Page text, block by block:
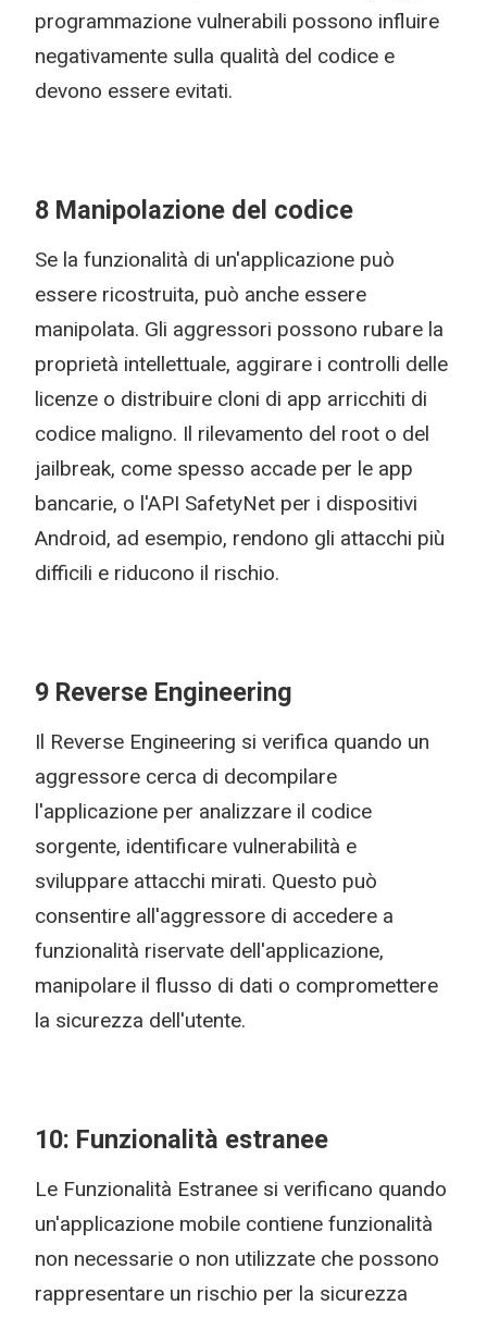
programmazione vulnerabili possono influire
negativamente sulla qualità del codice e
devono essere evitati.
8 Manipolazione del codice
Se la funzionalità di un'applicazione può
essere ricostruita, può anche essere
manipolata. Gli aggressori possono rubare la
proprietà intellettuale, aggirare i controlli delle
licenze o distribuire cloni di app arricchiti di
codice maligno. Il rilevamento del root o del
jailbreak, come spesso accade per le app
bancarie, o l'API SafetyNet per i dispositivi
Android, ad esempio, rendono gli attacchi più
difficili e riducono il rischio.
9 Reverse Engineering
Il Reverse Engineering si verifica quando un
aggressore cerca di decompilare
l'applicazione per analizzare il codice
sorgente, identificare vulnerabilità e
sviluppare attacchi mirati. Questo può
consentire all'aggressore di accedere a
funzionalità riservate dell'applicazione,
manipolare il flusso di dati o compromettere
la sicurezza dell'utente.
10: Funzionalità estranee
Le Funzionalità Estranee si verificano quando
un'applicazione mobile contiene funzionalità
non necessarie o non utilizzate che possono
rappresentare un rischio per la sicurezza